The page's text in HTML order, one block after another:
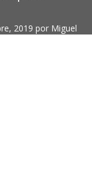
2019 por Miguel